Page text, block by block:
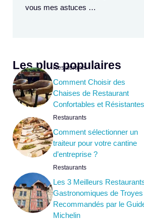
vous mes astuces …
Les plus populaires
Restaurants
Comment Choisir des
Chaises de Restaurant
Confortables et
Restaurants
Comment sélectionner un
traiteur pour votre cantine
d’entreprise ?
Restaurants
Les 3 Meilleurs
Gastronomiques de Troyes
Recommandés par le
Michelin